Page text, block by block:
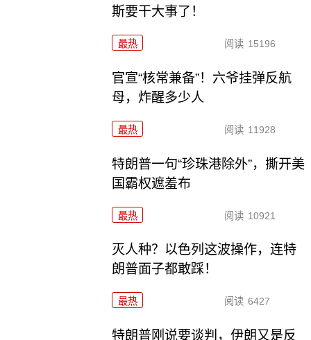
斯要干大事了！
最热 阅读 15196
官宣“核常兼备”！六爷挂弹反航
母，炸醒多少人
最热 阅读 11928
特朗普一句“珍珠港除外”，撕开美
国霸权遮羞布
最热 阅读 10921
灭人种？以色列这波操作，连特
朗普面子都敢踩！
最热 阅读 6427
特朗普刚说要谈判，伊朗又是反